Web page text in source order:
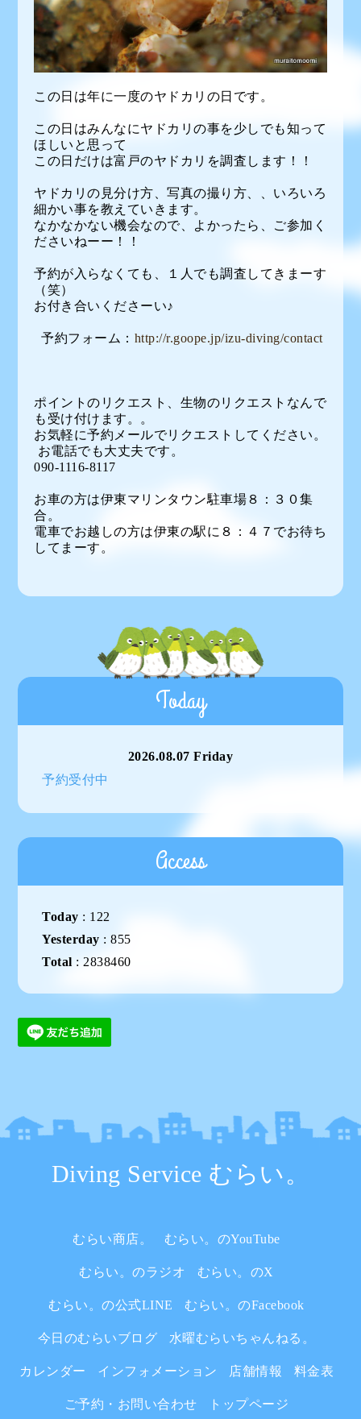
この日は年に一度のヤドカリの日です。
この日はみんなにヤドカリの事を少しでも知って
ほしいと思って
この日だけは富戸のヤドカリを調査します！！
ヤドカリの見分け方、写真の撮り方、、いろいろ
細かい事を教えていきます。
なかなかない機会なので、よかったら、ご参加く
ださいねーー！！
予約が入らなくても、１人でも調査してきまーす
（笑）
お付き合いくださーい♪
予約フォーム： http://r.goope.jp/izu-diving/contact
ポイントのリクエスト、生物のリクエストなんで
も受け付けます。。
お気軽に予約メールでリクエストしてください。
お電話でも大丈夫です。
090-1116-8117
お車の方は伊東マリンタウン駐車場８：３０集
合。
電車でお越しの方は伊東の駅に８：４７でお待ち
してまーす。
Today
2026.08.07 Friday
予約受付中
Access
Today : 122
Yesterday :855
Total : 2838460
Diving Service むらい。
むらい商店。 むらい。のYouTube
むらい。のラジオ むらい。のX
むらい。の公式LINE むらい。のFacebook
今日のむらいブログ 水曜むらいちゃんねる。
カレンダー インフォメーション 店舗情報 料金表
ご予約・お問い合わせ トップページ